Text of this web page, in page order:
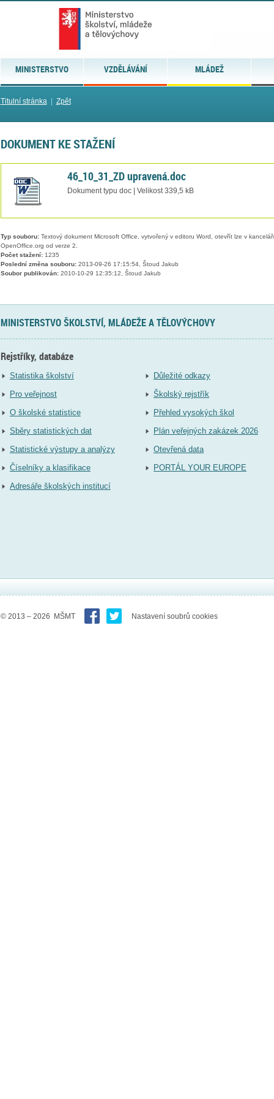
MINISTERSTVO VZDĚLÁVÁNÍ MLÁDEŽ
Titulní stránka| Zpět
DOKUMENT KE STAŽENÍ
46_10_31_ZD upravená.doc
Dokument typu doc | Velikost 339,5 kB
Typ souboru:Textový dokument Microsoft Office, vytvořený v editoru Word, otevřít lze v
OpenOffice.org od verze 2.
Počet stažení:1235
Poslední změna souboru:2013-09-26 17:15:54, Štoud Jakub
Soubor publikován:2010-10-29 12:35:12, Štoud Jakub
MINISTERSTVO ŠKOLSTVÍ, MLÁDEŽE A TĚLOVÝCHOVY
Rejstříky, databáze
Statistika školství
Pro veřejnost
O školské statistice
Sběry statistických dat
Statistické výstupy a analýzy
Číselníky a klasifikace
Adresáře školských institucí
Důležité odkazy
Školský rejstřík
Přehled vysokých škol
Plán veřejných zakázek 2026
Otevřená data
PORTÁL YOUR EUROPE
© 2013 – 2026 MŠMT Nastavení soubrů cookies